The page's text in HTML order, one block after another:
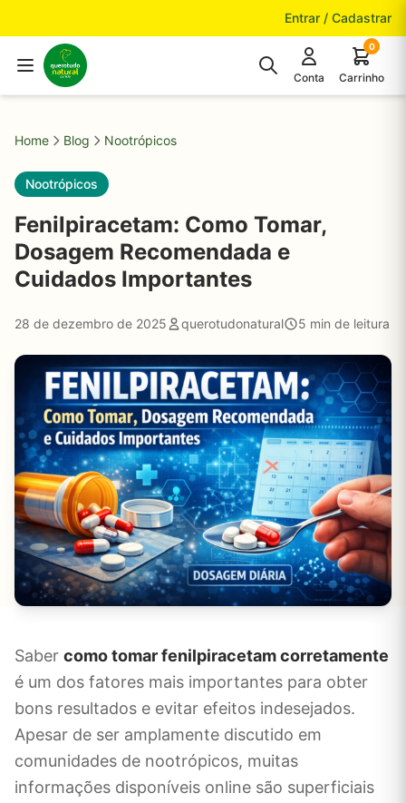
Entrar / Cadastrar
Conta
0
Carrinho
Home Blog Nootrópicos
Nootrópicos
Fenilpiracetam: Como Tomar,
Dosagem Recomendada e
Cuidados Importantes
28 de dezembro de 2025 querotudonatural 5 min de leitura
Saber como tomar fenilpiracetam corretamente
é um dos fatores mais importantes para obter
bons resultados e evitar efeitos indesejados.
Apesar de ser amplamente discutido em
comunidades de nootrópicos, muitas
informações disponíveis online são superficiais